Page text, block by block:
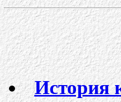
История